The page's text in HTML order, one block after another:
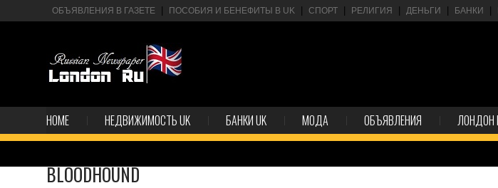
ОБЪЯВЛЕНИЯ В ГАЗЕТЕ ПОСОБИЯ И БЕНЕФИТЫ В UK СПОРТ РЕЛИГИЯ ДЕНЬГИ БАНКИ
HOME НЕДВИЖИМОСТЬ UK БАНКИ UK МОДА ОБЪЯВЛЕНИЯ ЛОНДОН
BLOODHOUND